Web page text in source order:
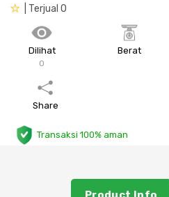
Plafon & Partisi
Aksesoris
Material Alam
Semen &
Sistem Elektrikal
| Terjual 0
Dilihat
0
Berat
Share
Transaksi 100% aman